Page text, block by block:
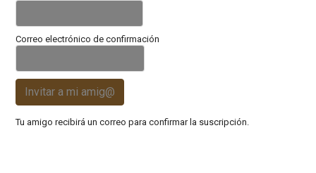
Correo electrónico de confirmación
Invitar a mi amig@
Tu amigo recibirá un correo para confirmar la suscripción.